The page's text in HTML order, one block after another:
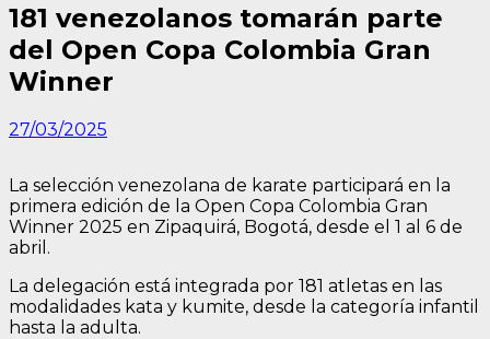
181 venezolanos tomarán parte
del Open Copa Colombia Gran
Winner
27/03/2025
La selección venezolana de karate participará en la
primera edición de la Open Copa Colombia Gran
Winner 2025 en Zipaquirá, Bogotá, desde el 1 al 6 de
abril.
La delegación está integrada por 181 atletas en las
modalidades kata y kumite, desde la categoría infantil
hasta la adulta.